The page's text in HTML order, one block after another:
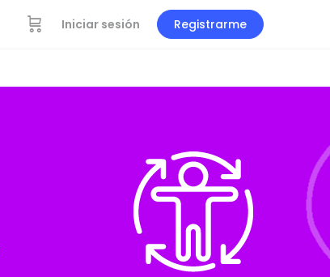
Iniciar sesión Registrarme